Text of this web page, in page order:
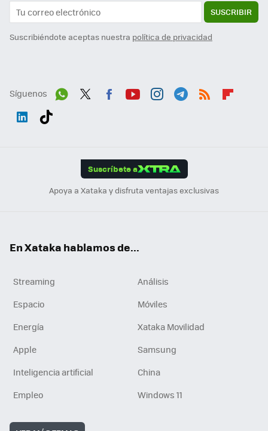
SUSCRIBIR
Suscribiéndote aceptas nuestra política de privacidad
Síguenos
Suscríbete a
Apoya a Xataka y disfruta ventajas exclusivas
En Xataka hablamos de...
Streaming
Análisis
Espacio
Móviles
Energía
Xataka Movilidad
Apple
Samsung
Inteligencia artificial
China
Empleo
Windows 11